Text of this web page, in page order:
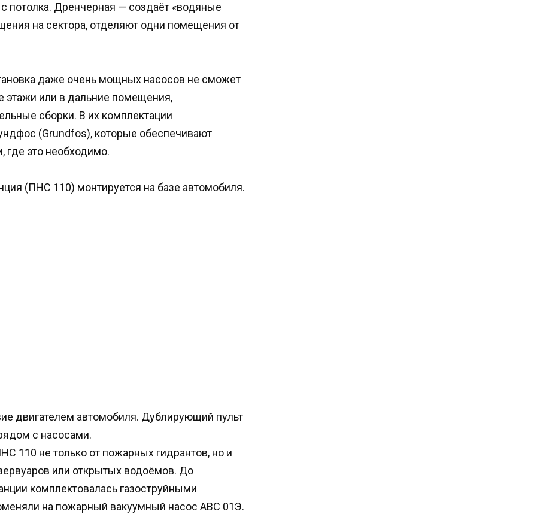
потолка. Дренчерная — создаёт «водяные
на сектора, отделяют одни помещения от
даже очень мощных насосов не сможет
этажи или в дальние помещения,
сборки. В их комплектации
(Grundfos), которые обеспечивают
где это необходимо.
(ПНС 110) монтируется на базе автомобиля.
двигателем автомобиля. Дублирующий пульт
с насосами.
110 не только от пожарных гидрантов, но и
или открытых водоёмов. До
комплектовалась газоструйными
на пожарный вакуумный насос АВС 01Э.